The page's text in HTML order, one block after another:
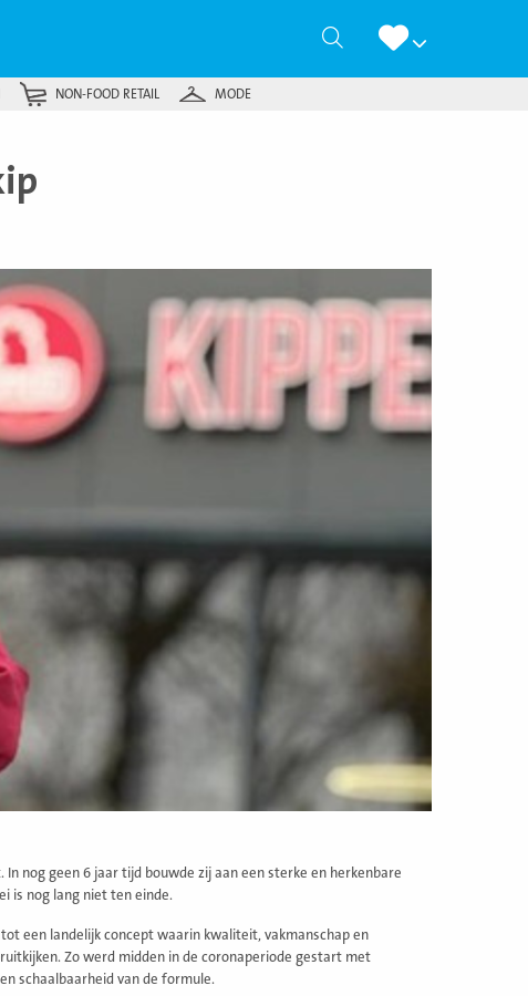
Zoeken
NON-FOOD RETAIL MODE
nog geen 6 jaar tijd bouwde zij aan een sterke en herkenbare
is nog lang niet ten einde.
een landelijk concept waarin kwaliteit, vakmanschap en
Zo werd midden in de coronaperiode gestart met
schaalbaarheid van de formule.